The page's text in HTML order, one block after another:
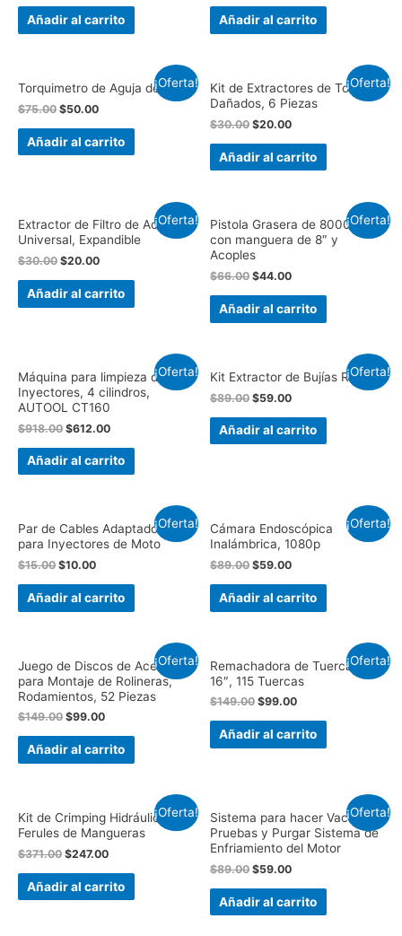
Añadir al carrito Añadir al carrito
¡Oferta!
Torquimetro de Aguja de 1/4″
$75.00 $50.00
Añadir al carrito
¡Oferta!
Kit de Extractores de Tornillos
Dañados, 6 Piezas
$30.00 $20.00
Añadir al carrito
¡Oferta!
Extractor de Filtro de Aceite
Universal, Expandible
$30.00 $20.00
Añadir al carrito
¡Oferta!
Pistola Grasera de 8000 PSI,
con manguera de 8″ y
Acoples
$66.00 $44.00
Añadir al carrito
¡Oferta!
Máquina para limpieza de
Inyectores, 4 cilindros,
AUTOOL CT160
$918.00 $612.00
Añadir al carrito
¡Oferta!
Kit Extractor de Bujías Rotas
$89.00 $59.00
Añadir al carrito
¡Oferta!
Par de Cables Adaptadores
para Inyectores de Moto
$15.00 $10.00
Añadir al carrito
¡Oferta!
Cámara Endoscópica
Inalámbrica, 1080p
$89.00 $59.00
Añadir al carrito
¡Oferta!
Juego de Discos de Acero,
para Montaje de Rolineras,
Rodamientos, 52 Piezas
$149.00 $99.00
Añadir al carrito
¡Oferta!
Remachadora de Tuercas de
16″, 115 Tuercas
$149.00 $99.00
Añadir al carrito
¡Oferta!
Kit de Crimping Hidráulico de
Ferules de Mangueras
$371.00 $247.00
Añadir al carrito
¡Oferta!
Sistema para hacer Vacío,
Pruebas y Purgar Sistema de
Enfriamiento del Motor
$89.00 $59.00
Añadir al carrito